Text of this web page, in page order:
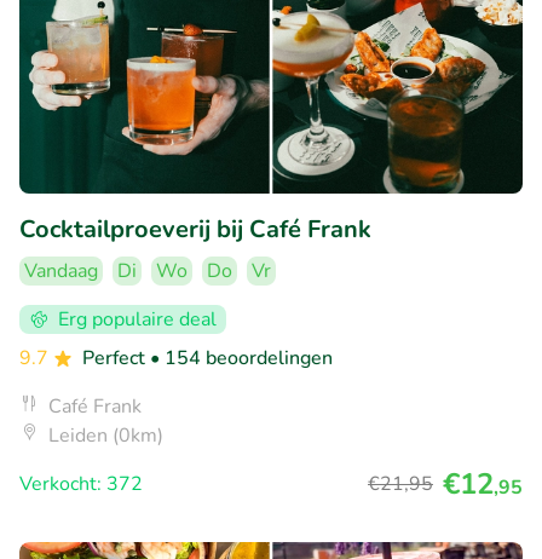
Cocktailproeverij bij Café Frank
Vandaag Di Wo Do
Vr
Erg populaire deal
9.7
Perfect • 154 beoordelingen
Café Frank
Leiden (0km)
Verkocht: 372
€21,95 €12,95